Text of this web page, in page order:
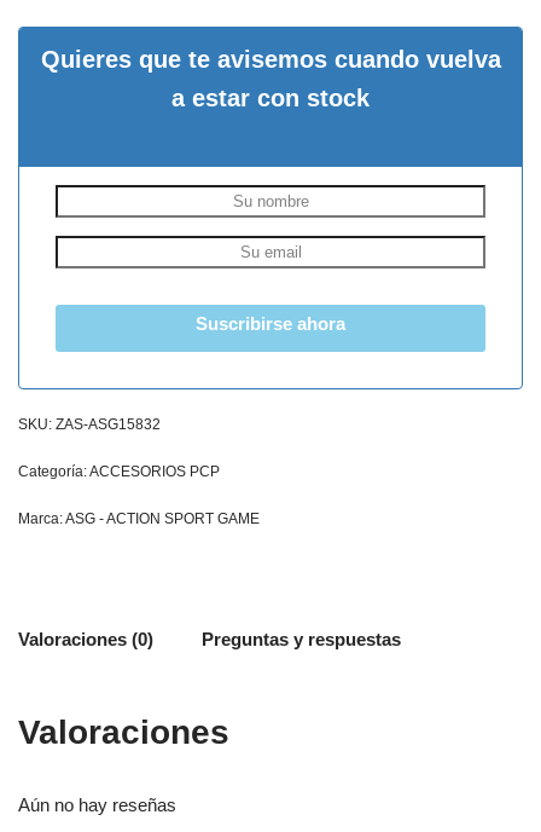
Quieres que te avisemos cuando vuelva
a estar con stock
Suscribirse ahora
SKU: ZAS-ASG15832
Categoría:ACCESORIOS PCP
Marca:ASG - ACTION SPORT GAME
Valoraciones (0) Preguntas y respuestas
Valoraciones
Aún no hay reseñas